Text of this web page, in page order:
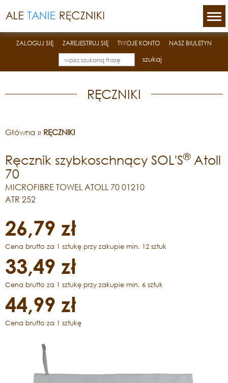
ZALOGUJ SIĘ ZAREJESTRUJ SIĘ TWOJE KONTO
NASZ BIULETYN
szukaj
RĘCZNIKI
Główna » RĘCZNIKI
Ręcznik szybkoschnący SOL'S®Atoll
70
MICROFIBRE TOWEL ATOLL 70 01210
ATR 252
26,79 zł
Cena brutto za 1 sztukę przy zakupie min. 12 sztuk
33,49 zł
Cena brutto za 1 sztukę przy zakupie min. 6 sztuk
44,99 zł
Cena brutto za 1 sztukę